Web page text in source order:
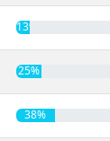
13%
25%
38%